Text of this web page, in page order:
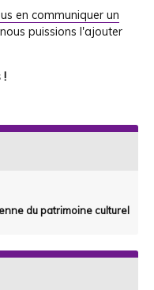
en communiquer un
puissions l'ajouter
!
du patrimoine culturel